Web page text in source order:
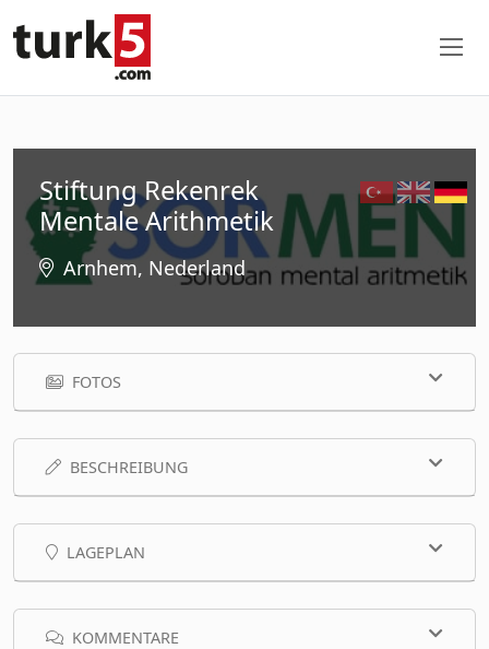
Stiftung Rekenrek
Mentale Arithmetik
Arnhem, Nederland
FOTOS
BESCHREIBUNG
LAGEPLAN
KOMMENTARE